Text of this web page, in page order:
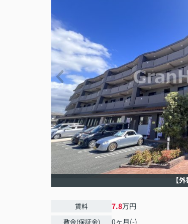
【外
賃料 7.8万円
敷金(保証金) 0ヶ月(-)